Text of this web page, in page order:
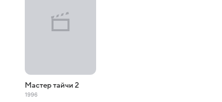
Мастер тайчи 2
1996